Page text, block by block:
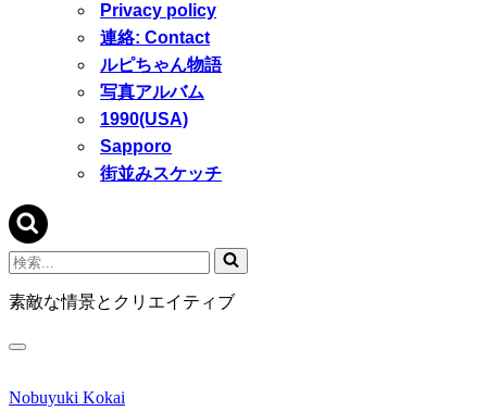
Privacy policy
連絡: Contact
ルピちゃん物語
写真アルバム
1990(USA)
Sapporo
街並みスケッチ
検
索...
素敵な情景とクリエイティブ
ナ
ゲ
Nobuyuki Kokai